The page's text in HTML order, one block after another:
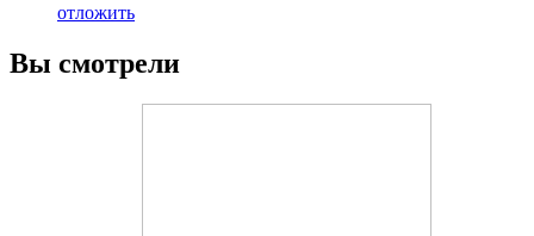
отложить
Вы смотрели